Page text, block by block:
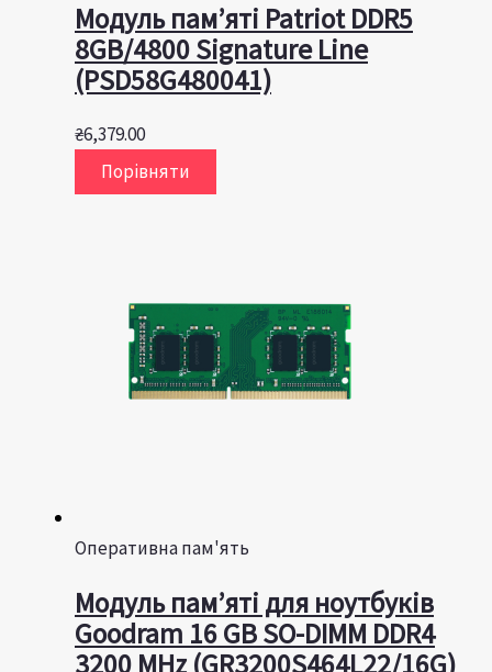
Модуль пам’яті Patriot DDR5
8GB/4800 Signature Line
(PSD58G480041)
₴6,379.00
Порівняти
Оперативна пам'ять
Модуль пам’яті для ноутбуків
Goodram 16 GB SO-DIMM DDR4
3200 MHz (GR3200S464L22/16G)